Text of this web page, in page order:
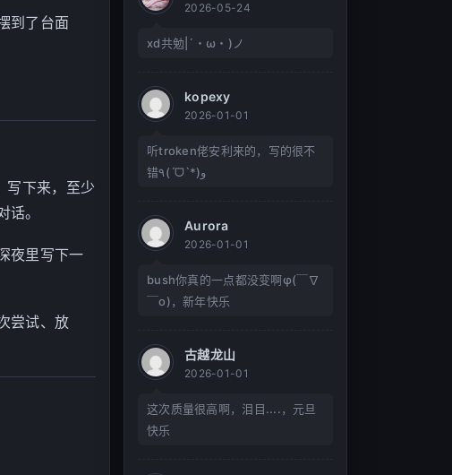
到了台面
写下来，至少
。
夜里写下一
尝试、放
2026-05-24
xd共勉|´・ω・)ノ
kopexy
2026-01-01
听troken佬安利来的，写的很不
错٩(ˊᗜˋ*)و
Aurora
2026-01-01
bush你真的一点都没变啊φ(￣∇
￣o)，新年快乐
古越龙山
2026-01-01
这次质量很高啊，泪目....，元旦
快乐